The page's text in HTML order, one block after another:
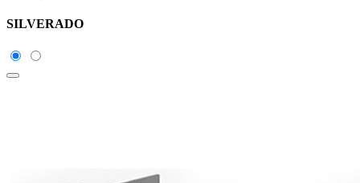
SILVERADO